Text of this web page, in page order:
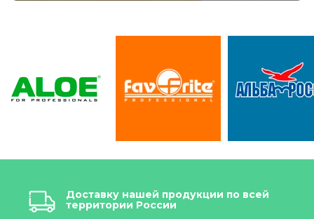
Доставку нашей продукции по всей
территории России